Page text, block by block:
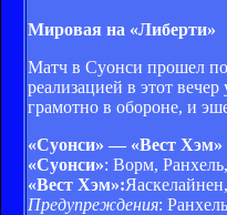
Мировая на «Либерти»
Матч в Суонси прошел
реализацией в этот
грамотно в обороне, и
«Суонси» — «Вест Хэм»
«Суонси»: Ворм,
«Вест Хэм»:
Предупреждения: